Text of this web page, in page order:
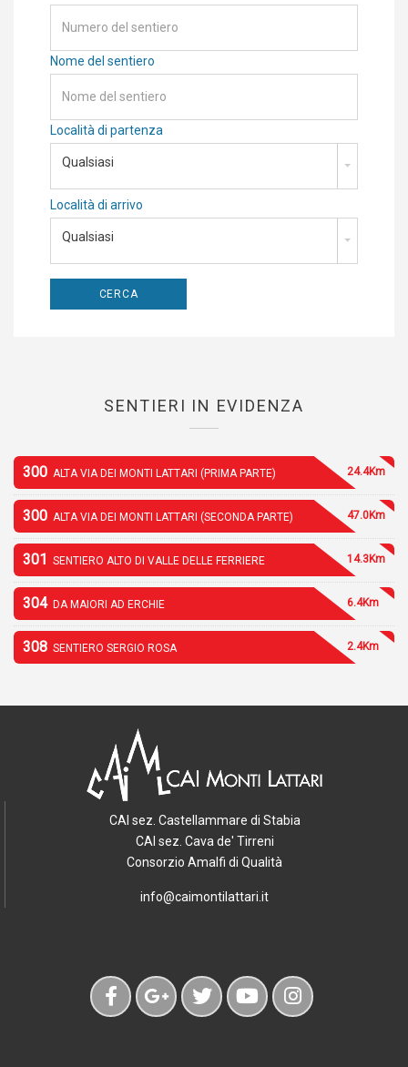
Nome del sentiero
Località di partenza
Qualsiasi
Località di arrivo
Qualsiasi
SENTIERI IN EVIDENZA
300 ALTA VIA DEI MONTI LATTARI (PRIMA PARTE) 24.4Km
300 ALTA VIA DEI MONTI LATTARI (SECONDA PARTE) 47.0Km
301 SENTIERO ALTO DI VALLE DELLE FERRIERE 14.3Km
304 DA MAIORI AD ERCHIE 6.4Km
308 SENTIERO SERGIO ROSA 2.4Km
CAI sez. Castellammare di Stabia
CAI sez. Cava de' Tirreni
Consorzio Amalfi di Qualità
info@caimontilattari.it